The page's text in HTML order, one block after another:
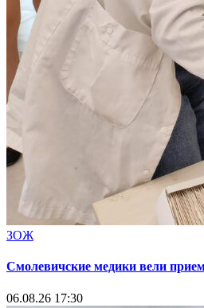
ЗОЖ
Смолевичские медики вели
06.08.26 17:30